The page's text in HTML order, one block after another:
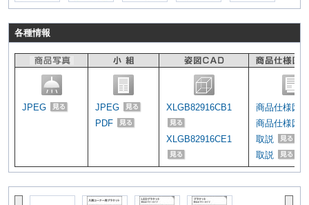
各種情報
JPEG
JPEG
PDF
XLGB82916CB1
XLGB82916CE1
商品仕様図
商品仕様図
取説
取説